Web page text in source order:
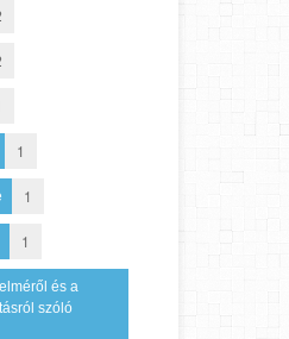
1
1
1
és a
szóló